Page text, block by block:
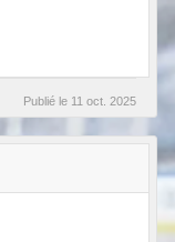
Publié le 11 oct. 2025